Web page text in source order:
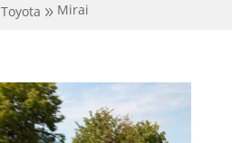
Toyota Mirai